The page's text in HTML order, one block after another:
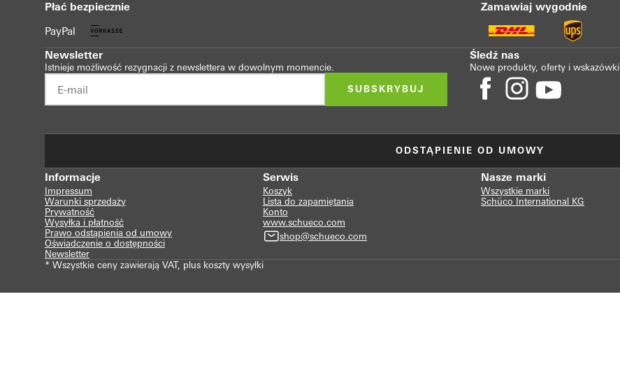
Płać bezpiecznie
PayPal
Zamawiaj wygodnie
Newsletter
Istnieje możliwość rezygnacji z newslettera w dowolnym momencie.
SUBSKRYBUJ
Śledź nas
Nowe produkty, oferty i wskazówki
ODSTĄPIENIE OD UMOWY
Informacje
Impressum
Warunki sprzedaży
Prywatność
Wysyłka i płatność
Prawo odstąpienia od umowy
Oświadczenie o dostępności
Newsletter
Serwis
Koszyk
Lista do zapamiętania
Konto
www.schueco.com
shop@schueco.com
Nasze marki
Wszystkie marki
Schüco International KG
* Wszystkie ceny zawierają VAT, plus koszty wysyłki